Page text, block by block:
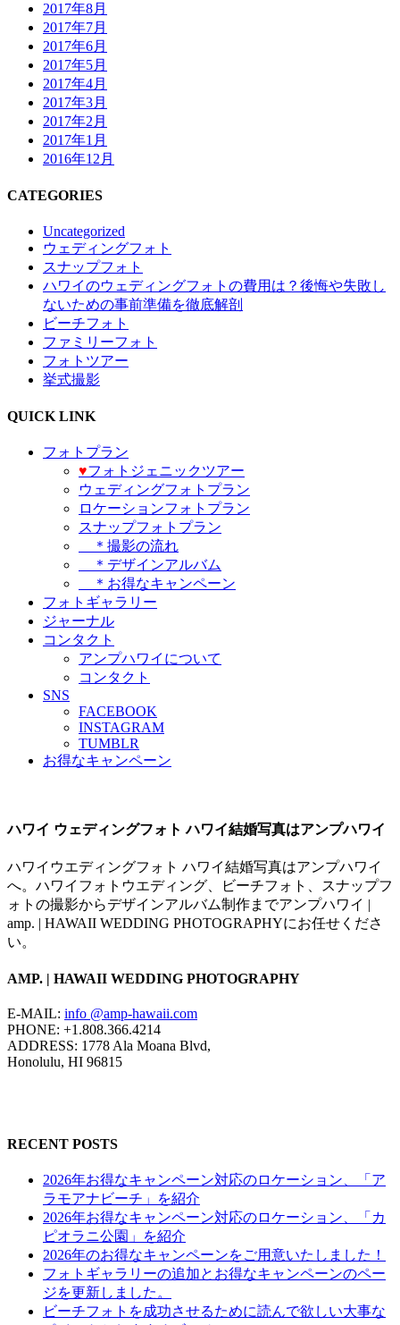
2017年8月
2017年7月
2017年6月
2017年5月
2017年4月
2017年3月
2017年2月
2017年1月
2016年12月
CATEGORIES
Uncategorized
ウェディングフォト
スナップフォト
ハワイのウェディングフォトの費用は？後悔や失敗し
ないための事前準備を徹底解剖
ビーチフォト
ファミリーフォト
フォトツアー
挙式撮影
QUICK LINK
フォトプラン
♥️フォトジェニックツアー
ウェディングフォトプラン
ロケーションフォトプラン
スナップフォトプラン
＊撮影の流れ
＊デザインアルバム
＊お得なキャンペーン
フォトギャラリー
ジャーナル
コンタクト
アンプハワイについて
コンタクト
SNS
FACEBOOK
INSTAGRAM
TUMBLR
お得なキャンペーン
ハワイ ウェディングフォト ハワイ結婚写真はアンプハワイ
ハワイウエディングフォト ハワイ結婚写真はアンプハワイ
へ。ハワイフォトウエディング、ビーチフォト、スナップフ
ォトの撮影からデザインアルバム制作までアンプハワイ |
amp. | HAWAII WEDDING PHOTOGRAPHYにお任せくださ
い。
AMP. | HAWAII WEDDING PHOTOGRAPHY
E-MAIL: info @amp-hawaii.com
PHONE: +1.808.366.4214
ADDRESS: 1778 Ala Moana Blvd,
Honolulu, HI 96815
RECENT POSTS
2026年お得なキャンペーン対応のロケーション、「ア
ラモアナビーチ」を紹介
2026年お得なキャンペーン対応のロケーション、「カ
ピオラニ公園」を紹介
2026年のお得なキャンペーンをご用意いたしました！
フォトギャラリーの追加とお得なキャンペーンのペー
ジを更新しました。
ビーチフォトを成功させるために読んで欲しい大事な